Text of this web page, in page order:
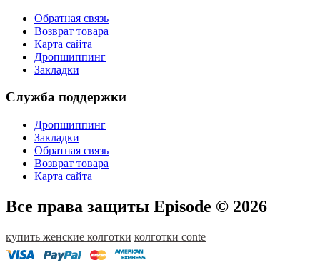
Обратная связь
Возврат товара
Карта сайта
Дропшиппинг
Закладки
Служба поддержки
Дропшиппинг
Закладки
Обратная связь
Возврат товара
Карта сайта
Все права защиты Episode © 2026
купить женские колготки колготки conte